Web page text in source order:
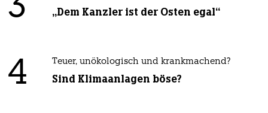
3 „Dem Kanzler ist der Osten egal“
4 Teuer, unökologisch und krankmachend?
Sind Klimaanlagen böse?